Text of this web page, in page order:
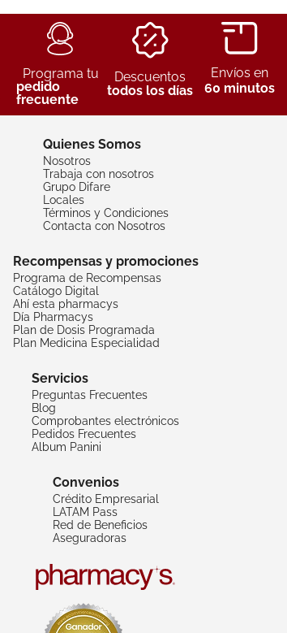
Programa tu
pedido
frecuente
Descuentos
todos los días
Envíos en
60 minutos
Quienes Somos
Nosotros
Trabaja con nosotros
Grupo Difare
Locales
Términos y Condiciones
Contacta con Nosotros
Recompensas y promociones
Programa de Recompensas
Catálogo Digital
Ahí esta pharmacys
Día Pharmacys
Plan de Dosis Programada
Plan Medicina Especialidad
Servicios
Preguntas Frecuentes
Blog
Comprobantes electrónicos
Pedidos Frecuentes
Album Panini
Convenios
Crédito Empresarial
LATAM Pass
Red de Beneficios
Aseguradoras